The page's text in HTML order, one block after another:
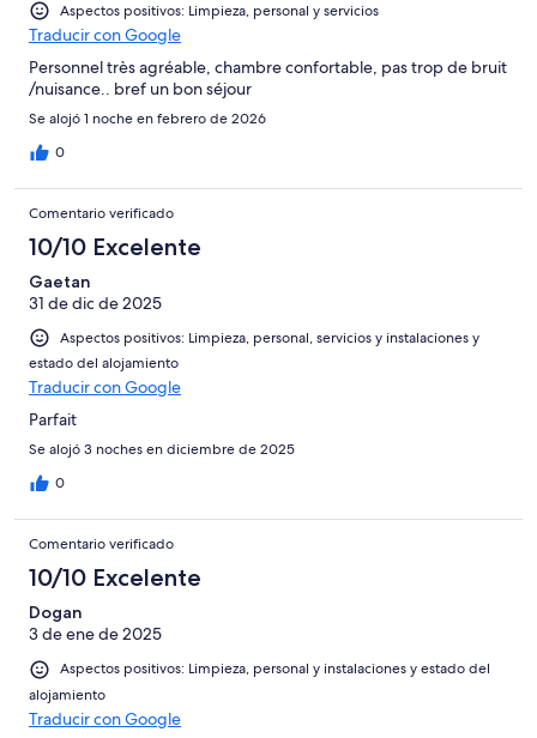
Mediocre
Horrible
Aspectos positivos: Limpieza, personal y servicios
Traducir con Google
Personnel très agréable, chambre confortable, pas trop de bruit
/nuisance.. bref un bon séjour
Se alojó 1 noche en febrero de 2026
0
Comentario verificado
10/10 Excelente
Gaetan
31 de dic de 2025
Aspectos positivos: Limpieza, personal, servicios y instalaciones y
estado del alojamiento
Traducir con Google
Parfait
Se alojó 3 noches en diciembre de 2025
0
Comentario verificado
10/10 Excelente
Dogan
3 de ene de 2025
Aspectos positivos: Limpieza, personal y instalaciones y estado del
alojamiento
Traducir con Google